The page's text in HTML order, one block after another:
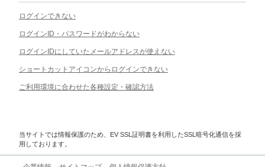
ログインできない
ログインID・パスワードがわからない
ログインIDにしていたメールアドレスが使えない
ショートカットアイコンからログインできない
ご利用環境に合わせた各種設定・確認方法
当サイトでは情報保護のため、EV SSL証明書を利用したSSL暗号化通信を採
用しております。